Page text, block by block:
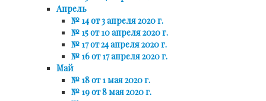
Апрель
№ 14 от 3 апреля 2020 г.
№ 15 от 10 апреля 2020 г.
№ 17 от 24 апреля 2020 г.
№ 16 от 17 апреля 2020 г.
Май
№ 18 от 1 мая 2020 г.
№ 19 от 8 мая 2020 г.